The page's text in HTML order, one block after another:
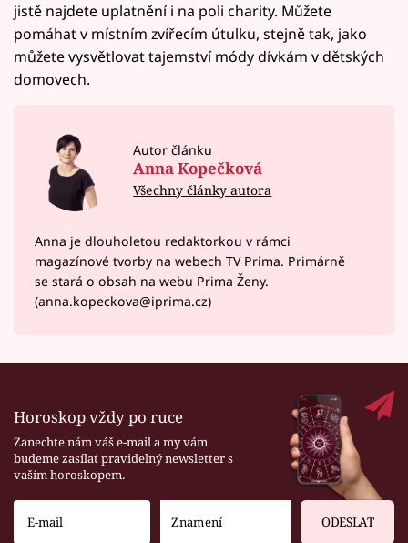
jistě najdete uplatnění i na poli charity. Můžete
pomáhat v místním zvířecím útulku, stejně tak, jako
můžete vysvětlovat tajemství módy dívkám v dětských
domovech.
Autor článku
Anna Kopečková
Všechny články autora
Anna je dlouholetou redaktorkou v rámci
magazínové tvorby na webech TV Prima. Primárně
se stará o obsah na webu Prima Ženy.
(anna.kopeckova@iprima.cz)
Horoskop vždy po ruce
Zanechte nám váš e-mail a my vám
budeme zasílat pravidelný newsletter s
vaším horoskopem.
ODESLAT